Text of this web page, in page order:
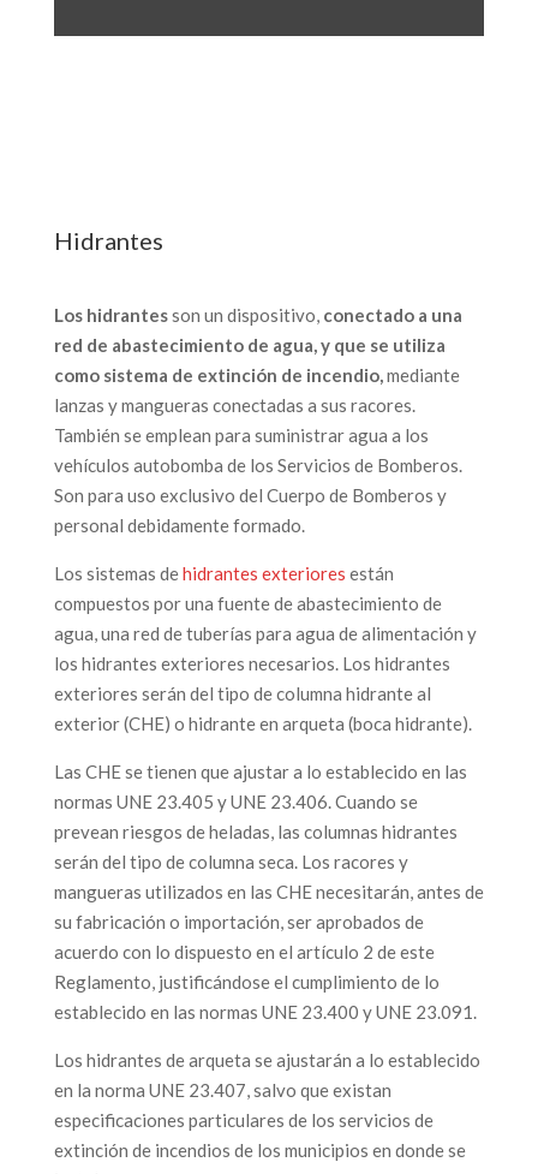
Hidrantes
Los hidrantesson un dispositivo, conectado a una
red de abastecimiento de agua, y que se utiliza
como sistema de extinción de incendio,mediante
lanzas y mangueras conectadas a sus racores.
También se emplean para suministrar agua a los
vehículos autobomba de los Servicios de Bomberos.
Son para uso exclusivo del Cuerpo de Bomberos y
personal debidamente formado.
Los sistemas dehidrantes exteriores están
compuestos por una fuente de abastecimiento de
agua, una red de tuberías para agua de alimentación y
los hidrantes exteriores necesarios. Los hidrantes
exteriores serán del tipo de columna hidrante al
exterior (CHE) o hidrante en arqueta (boca hidrante).
Las CHE se tienen que ajustar a lo establecido en las
normas UNE 23.405 y UNE 23.406. Cuando se
prevean riesgos de heladas, las columnas hidrantes
serán del tipo de columna seca. Los racores y
mangueras utilizados en las CHE necesitarán, antes de
su fabricación o importación, ser aprobados de
acuerdo con lo dispuesto en el artículo 2 de este
Reglamento, justificándose el cumplimiento de lo
establecido en las normas UNE 23.400 y UNE 23.091.
Los hidrantes de arqueta se ajustarán a lo establecido
en la norma UNE 23.407, salvo que existan
especificaciones particulares de los servicios de
extinción de incendios de los municipios en donde se